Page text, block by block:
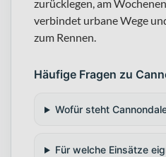
zurücklegen, am
verbindet urbane Wege
zum Rennen.
Häufige Fragen zu
Wofür steht
Für welche Einsätze